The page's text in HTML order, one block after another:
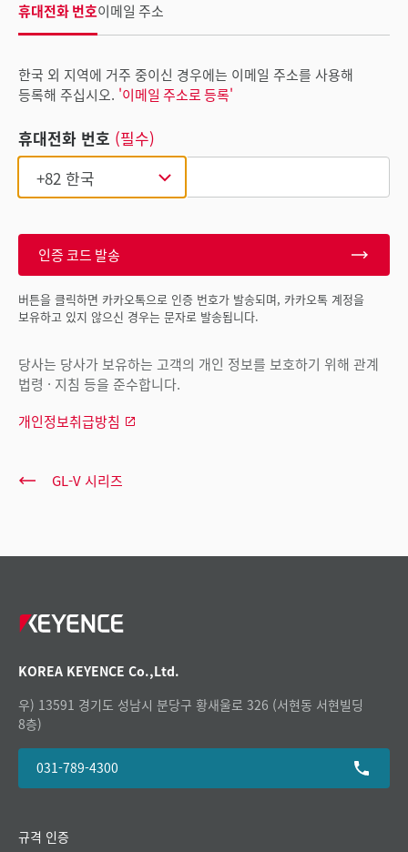
휴대전화 번호이메일 주소
한국 외 지역에 거주 중이신 경우에는 이메일 주소를 사용해
등록해 주십시오. '이메일 주소로 등록'
휴대전화 번호 (필수)
인증 코드 발송
버튼을 클릭하면 카카오톡으로 인증 번호가 발송되며, 카카오톡 계정을
보유하고 있지 않으신 경우는 문자로 발송됩니다.
당사는 당사가 보유하는 고객의 개인 정보를 보호하기 위해 관계
법령 · 지침 등을 준수합니다.
개인정보취급방침
GL-V 시리즈
KOREA KEYENCE Co.,Ltd.
우) 13591 경기도 성남시 분당구 황새울로 326 (서현동 서현빌딩
8층)
031-789-4300
규격 인증